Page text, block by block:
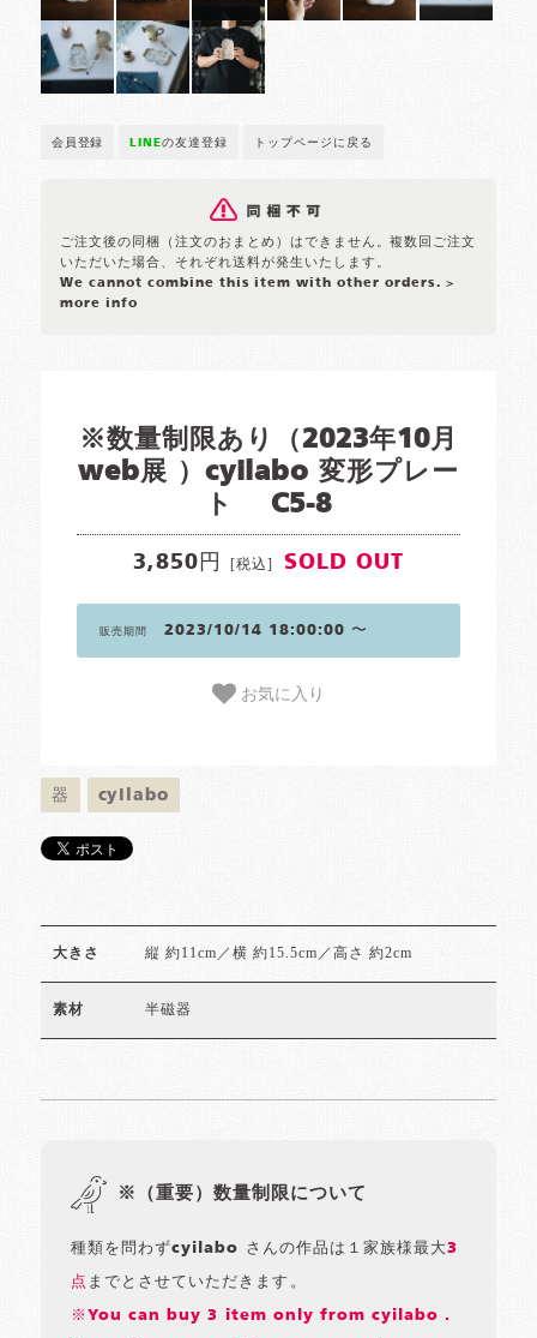
会員登録 LINEの友達登録 トップページに戻る
ご注文後の同梱（注文のおまとめ）はできません。複数回ご注文
いただいた場合、それぞれ送料が発生いたします。
We cannot combine this item with other orders. >
more info
※数量制限あり（2023年10月
web展 ）cyilabo 変形プレー
ト C5-8
3,850円 [税込] SOLD OUT
販売期間 2023/10/14 18:00:00 〜
お気に入り
器 cyilabo
大きさ 縦 約11cm／横 約15.5cm／高さ 約2cm
素材 半磁器
※（重要）数量制限について
種類を問わずcyilabo さんの作品は１家族様最大3
点 までとさせていただきます。
※You can buy 3 item only from cyilabo .